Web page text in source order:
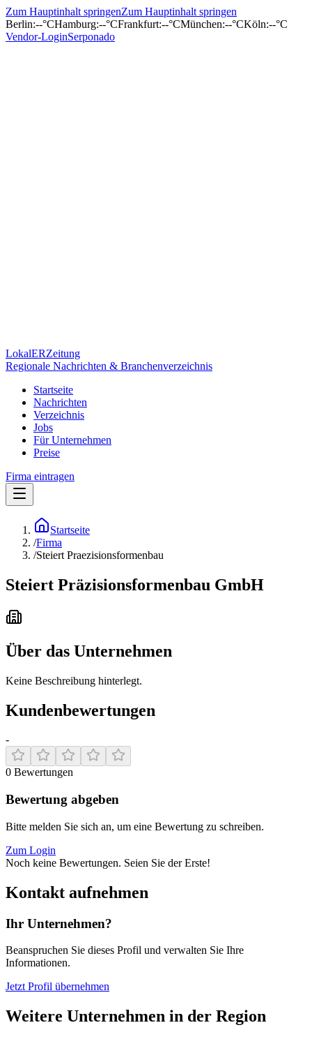
Zum Hauptinhalt springenZum Hauptinhalt springen
Berlin:--°CHamburg:--°CFrankfurt:--°CMünchen:--°CKöln:--°C
Vendor-LoginSerponado
LokalERZeitung
Regionale Nachrichten & Branchenverzeichnis
Startseite
Nachrichten
Verzeichnis
Jobs
Für Unternehmen
Preise
Firma eintragen
Startseite
/Firma
/Steiert Praezisionsformenbau
Steiert Präzisionsformenbau GmbH
Über das Unternehmen
Keine Beschreibung hinterlegt.
Kundenbewertungen
-
0 Bewertungen
Bewertung abgeben
Bitte melden Sie sich an, um eine Bewertung zu schreiben.
Zum Login
Noch keine Bewertungen. Seien Sie der Erste!
Kontakt aufnehmen
Ihr Unternehmen?
Beanspruchen Sie dieses Profil und verwalten Sie Ihre
Informationen.
Jetzt Profil übernehmen
Weitere Unternehmen in der Region